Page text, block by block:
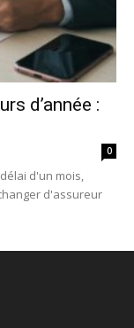
d’année :
0
d'un mois,
d'assureur